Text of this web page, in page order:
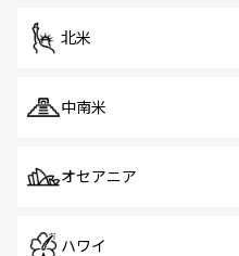
北米
中南米
オセアニア
ハワイ